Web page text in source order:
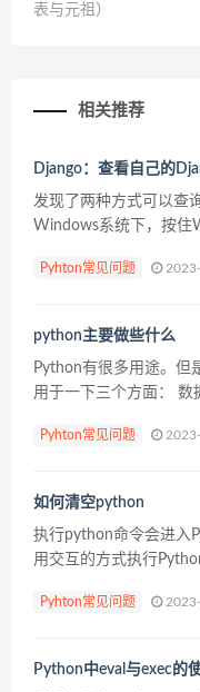
表与元祖）
相关推荐
Django：查看自己的
发现了两种方式可以查
Windows系统下，按住
下，直接使用终端调用
Pyhton常见问题
python主要做些什么
Python有很多用途。但
用于一下三个方面：
学习库和框架，其中最
Pyhton常见问题
如何清空python
执行python命令会进入
用交互的方式执行
时，有时需要将...
Pyhton常见问题
Python中eval与exec的